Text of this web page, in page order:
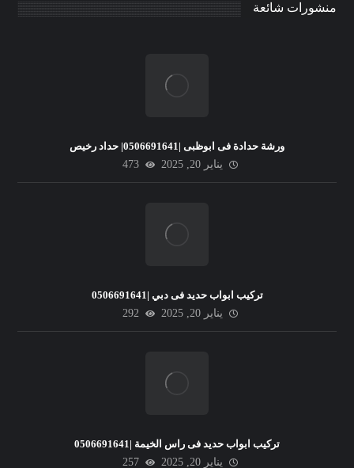
منشورات شائعة
ورشة حدادة فى ابوظبى |0506691641| حداد رخيص
يناير 20, 2025
473
تركيب ابواب حديد فى دبي |0506691641
يناير 20, 2025
292
تركيب ابواب حديد فى راس الخيمة |0506691641
يناير 20, 2025
257